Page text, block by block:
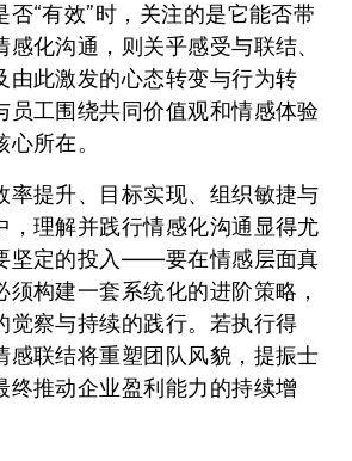
否“有效”时，关注的是它能否带
化沟通，则关乎感受与联结、
由此激发的心态转变与行为转
员工围绕共同价值观和情感体验
所在。
率提升、目标实现、组织敏捷与
，理解并践行情感化沟通显得尤
坚定的投入――要在情感层面真
须构建一套系统化的进阶策略，
觉察与持续的践行。若执行得
感联结将重塑团队风貌，提振士
终推动企业盈利能力的持续增